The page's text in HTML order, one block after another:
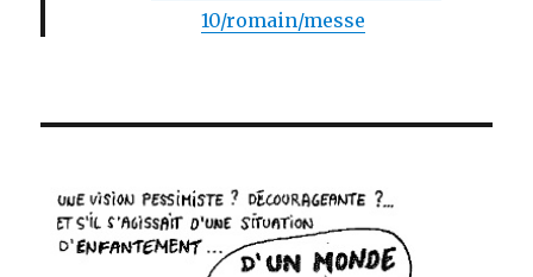
10/romain/messe